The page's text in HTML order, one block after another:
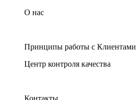
О нас
Принципы работы с Клиентами
Центр контроля качества
Контакты